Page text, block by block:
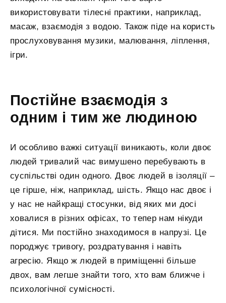
використовувати тілесні практики, наприклад,
масаж, взаємодія з водою. Також піде на користь
прослуховування музики, малювання, ліплення,
ігри.
Постійне взаємодія з
одним і тим же людиною
И особливо важкі ситуації виникають, коли двоє
людей тривалий час вимушено перебувають в
суспільстві один одного. Двоє людей в ізоляції –
це гірше, ніж, наприклад, шість. Якщо нас двоє і
у нас не найкращі стосунки, від яких ми досі
ховалися в різних офісах, то тепер нам нікуди
дітися. Ми постійно знаходимося в напрузі. Це
породжує тривогу, роздратування і навіть
агресію. Якщо ж людей в приміщенні більше
двох, вам легше знайти того, хто вам ближче і
психологічної сумісності.